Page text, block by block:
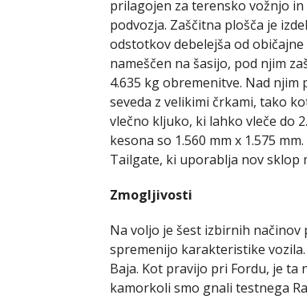
prilagojen za terensko vožnjo
podvozja. Zaščitna plošča je
odstotkov debelejša od
nameščen na šasijo, pod njim
4.635 kg obremenitve. Nad njim
seveda z velikimi črkami, tako
vlečno kljuko, ki lahko vleče do
kesona so 1.560 mm x 1.575
Tailgate, ki uporablja nov sklop
Zmogljivosti
Na voljo je šest izbirnih
spremenijo karakteristike
Baja. Kot pravijo pri Fordu, je
kamorkoli smo gnali testnega